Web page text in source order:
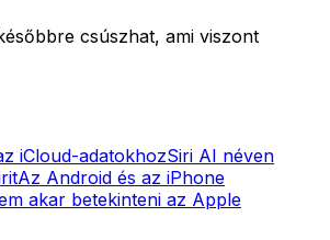
csúszhat, ami viszont
iCloud-adatokhozSiri AI néven
Az Android és az iPhone
akar betekinteni az Apple